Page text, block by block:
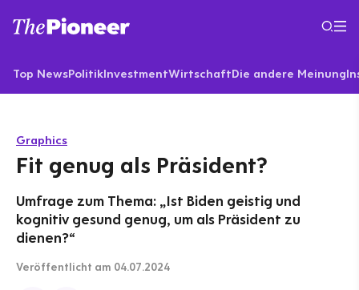
Top NewsPolitikInvestmentWirtschaftDie andere Meinung
Graphics
Fit genug als Präsident?
Umfrage zum Thema: „Ist Biden geistig und
kognitiv gesund genug, um als Präsident zu
dienen?“
Veröffentlicht am 04.07.2024